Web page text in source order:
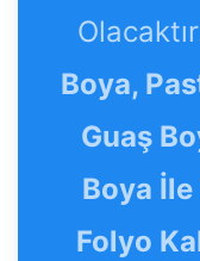
Boya,
Guaş
Boya
Folyo